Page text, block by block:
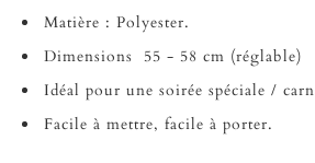
Matière : Polyester.
Dimensions 55 - 58 cm (réglable)
Idéal pour une soirée spéciale /
Facile à mettre, facile à porter.